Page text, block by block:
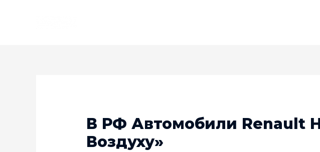
В РФ Автомобили Renault
Воздуху»